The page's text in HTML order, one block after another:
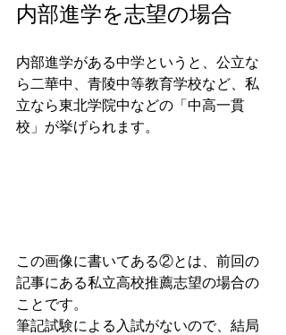
内部進学を志望の場合
内部進学がある中学というと、公立な
ら二華中、青陵中等教育学校など、私
立なら東北学院中などの「中高一貫
校」が挙げられます。
この画像に書いてある②とは、前回の
記事にある私立高校推薦志望の場合の
ことです。
筆記試験による入試がないので、結局